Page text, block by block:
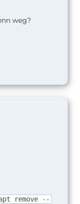
weg?
remove --